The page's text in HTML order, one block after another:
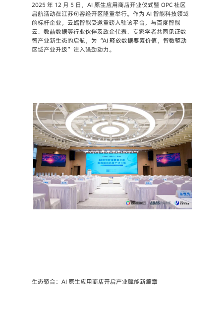
2025 年 12 月 5 日，AI 原生应用商店开业仪式暨 OPC 社区
启航活动在江苏句容经开区隆重举行。作为 AI 智能科技领域
的标杆企业，云蝠智能受邀重磅入驻该平台，与百度智能
云、数喆数据等行业伙伴及政企代表、专家学者共同见证数
智产业新生态的启航，为 “AI 释放数据要素价值，智数驱动
区域产业升级” 注入强劲动力。
生态聚合：AI 原生应用商店开启产业赋能新篇章